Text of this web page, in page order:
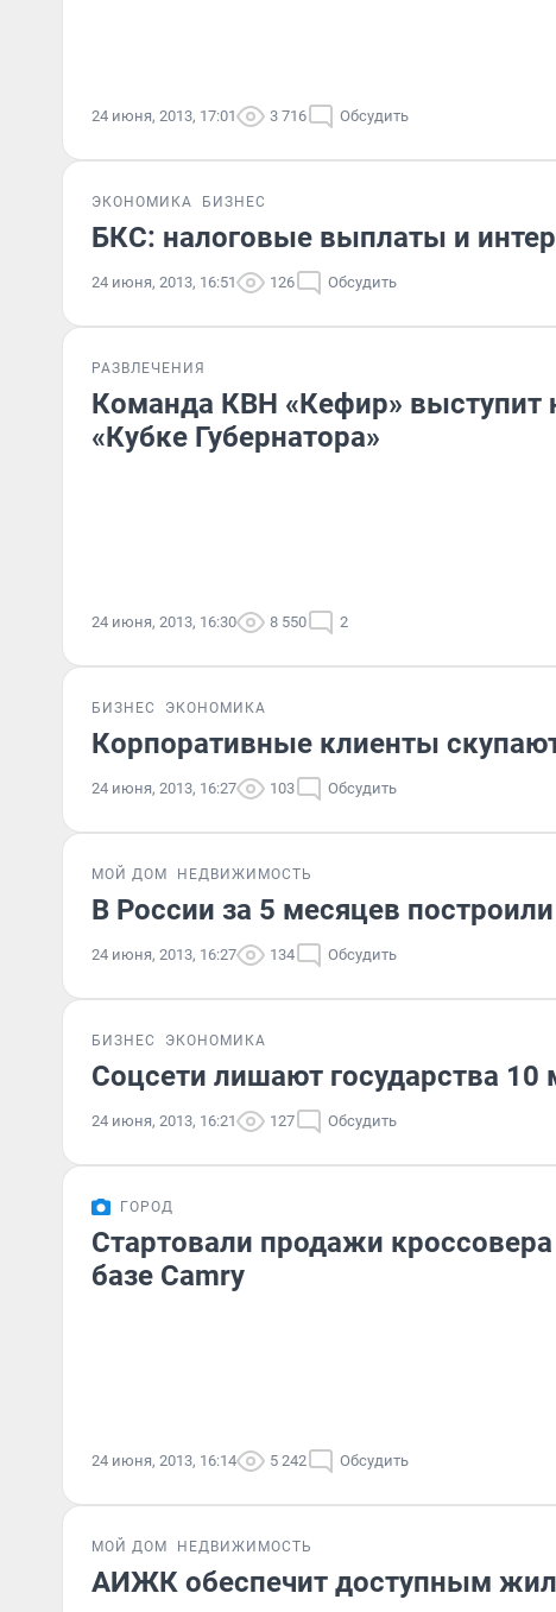
24 июня, 2013, 17:01 3 716 Обсудить
ЭКОНОМИКА БИЗНЕС
БКС: налоговые выплаты и
24 июня, 2013, 16:51 126 Обсудить
РАЗВЛЕЧЕНИЯ
Команда КВН «Кефир» выступит
«Кубке Губернатора»
24 июня, 2013, 16:30 8 550 2
БИЗНЕС ЭКОНОМИКА
Корпоративные клиенты
24 июня, 2013, 16:27 103 Обсудить
МОЙ ДОМ НЕДВИЖИМОСТЬ
В России за 5 месяцев
24 июня, 2013, 16:27 134 Обсудить
БИЗНЕС ЭКОНОМИКА
Соцсети лишают государства 10
24 июня, 2013, 16:21 127 Обсудить
ГОРОД
Стартовали продажи кроссовера
базе Camry
24 июня, 2013, 16:14 5 242 Обсудить
МОЙ ДОМ НЕДВИЖИМОСТЬ
АИЖК обеспечит доступным